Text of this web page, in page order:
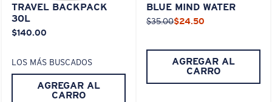
TRAVEL BACKPACK
30L
$140.00
LOS MÁS BUSCADOS
AGREGAR AL
CARRO
BLUE MIND WATER
$35.00$24.50
AGREGAR AL
CARRO